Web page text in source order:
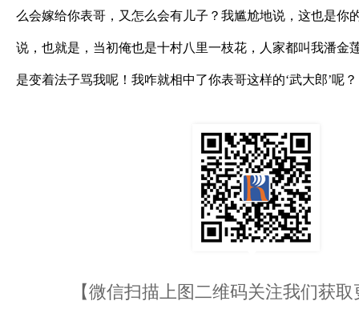
么会嫁给你表哥，又怎么会有儿子？我尴尬地说，这也是你
说，也就是，当初俺也是十村八里一枝花，人家都叫我潘金
是变着法子骂我呢！我咋就相中了你表哥这样的‘武大郎’呢？
【微信扫描上图二维码关注我们获